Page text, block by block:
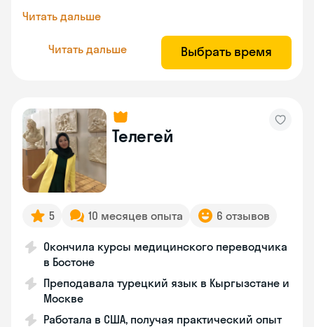
Читать дальше
Читать дальше Выбрать время
Телегей
5 10 месяцев опыта 6 отзывов
Окончила курсы медицинского переводчика
в Бостоне
Преподавала турецкий язык в Кыргызстане и
Москве
Работала в США, получая практический опыт